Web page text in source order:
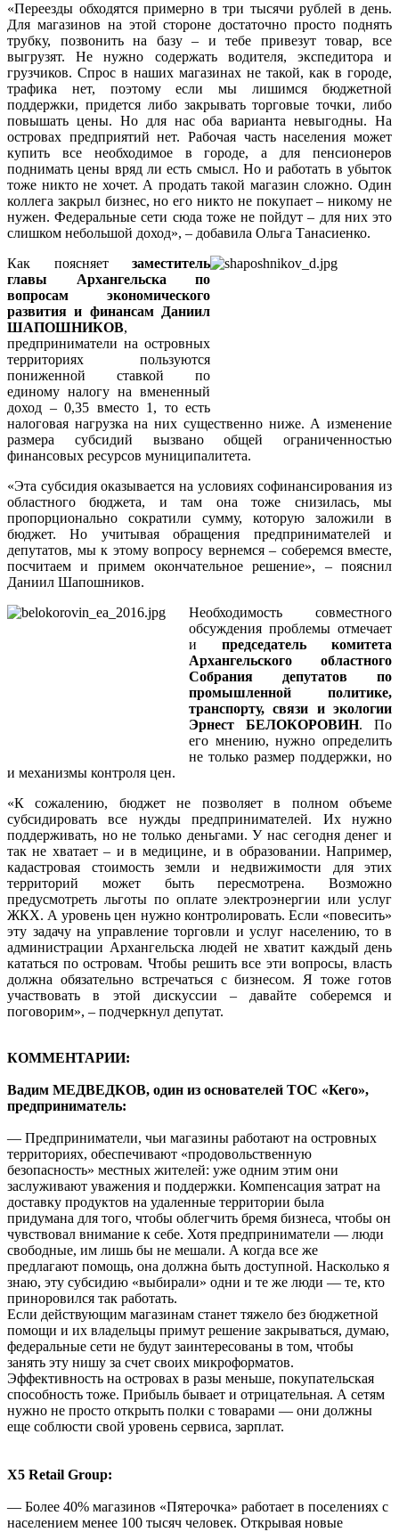
«Переезды обходятся примерно в три тысячи руб­лей в день.
Для магазинов на этой стороне достаточно просто поднять
трубку, позвонить на базу – и тебе привезут товар, все
выгрузят. Не нужно содержать водителя, экспедитора и
грузчиков. Спрос в наших магазинах не такой, как в городе,
трафика нет, поэтому если мы лишимся бюджетной
поддержки, придется либо закрывать торговые точки, либо
повышать цены. Но для нас оба варианта невыгодны. На
островах предприятий нет. Рабочая часть населения может
купить все необходимое в городе, а для пенсионеров
поднимать цены вряд ли есть смысл. Но и работать в убыток
тоже никто не хочет. А продать такой магазин сложно. Один
коллега закрыл бизнес, но его никто не покупает – никому не
нужен. Федеральные сети сюда тоже не пойдут – для них это
слишком небольшой доход», – добавила Ольга Танасиенко.
Как поясняет заместитель
главы Архангельска по
вопросам экономического
развития и финансам Даниил
ШАПОШНИКОВ,
предприниматели на островных
территориях пользуются
пониженной ставкой по
единому налогу на вмененный
доход – 0,35 вместо 1, то есть
налоговая нагрузка на них существенно ниже. А изменение
размера субсидий вызвано общей ограниченностью
финансовых ресурсов муниципалитета.
«Эта субсидия оказывается на условиях софинансирования из
областного бюджета, и там она тоже снизилась, мы
пропорционально сократили сумму, которую заложили в
бюджет. Но учитывая обращения предпринимателей и
депутатов, мы к этому вопросу вернемся – соберемся вместе,
посчитаем и примем окончательное решение», – пояснил
Даниил Шапошников.
Необходимость совместного
обсуждения проблемы отмечает
и председатель комитета
Архангельского областного
Собрания депутатов по
промышленной политике,
транспорту, связи и экологии
Эрнест БЕЛОКОРОВИН. По
его мнению, нужно определить
не только размер поддержки, но
и механизмы контроля цен.
«К сожалению, бюджет не позволяет в полном объеме
субсидировать все нужды предпринимателей. Их нужно
поддерживать, но не только деньгами. У нас сегодня денег и
так не хватает – и в медицине, и в образовании. Например,
кадастровая стоимость земли и недвижимости для этих
территорий может быть пересмотрена. Возможно
предусмотреть льготы по оплате электроэнергии или услуг
ЖКХ. А уровень цен нужно контролировать. Если «повесить»
эту задачу на управление торговли и услуг населению, то в
администрации Архангельска людей не хватит каждый день
кататься по островам. Чтобы решить все эти вопросы, власть
должна обязательно встречаться с бизнесом. Я тоже готов
участвовать в этой дискуссии – давайте соберемся и
поговорим», – подчеркнул депутат.
КОММЕНТАРИИ:
Вадим МЕДВЕДКОВ, один из основателей ТОС «Кего»,
предприниматель:
— Предприниматели, чьи магазины работают на островных
территориях, обеспечивают «продовольственную
безопасность» местных жителей: уже одним этим они
заслуживают уважения и поддержки. Компенсация затрат на
доставку продуктов на удаленные территории была
придумана для того, чтобы облегчить бремя бизнеса, чтобы он
чувствовал внимание к себе. Хотя предприниматели — люди
свободные, им лишь бы не мешали. А когда все же
предлагают помощь, она должна быть доступной. Насколько я
знаю, эту субсидию «выбирали» одни и те же люди — те, кто
приноровился так работать.
Если действующим магазинам станет тяжело без бюджетной
помощи и их владельцы примут решение закрываться, думаю,
федеральные сети не будут заинтересованы в том, чтобы
занять эту нишу за счет своих микроформатов.
Эффективность на островах в разы меньше, покупательская
способность тоже. Прибыль бывает и отрицательная. А сетям
нужно не просто открыть полки с товарами — они должны
еще соблюсти свой уровень сервиса, зарплат.
X5 Retail Group:
— Более 40% магазинов «Пятерочка» работает в поселениях с
населением менее 100 тысяч человек. Открывая новые